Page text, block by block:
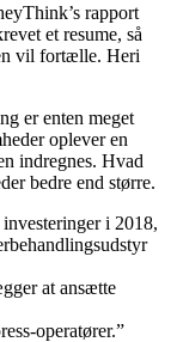
rapport
et resume, så
vil fortælle. Heri
er enten meget
oplever en
indregnes. Hvad
bedre end større.
i 2018,
at ansætte
operatører.”